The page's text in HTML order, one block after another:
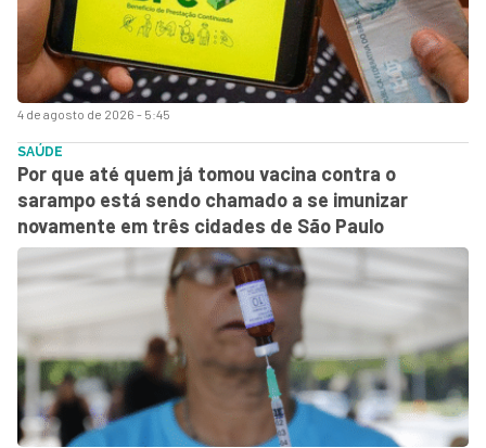
4 de agosto de 2026 - 5:45
SAÚDE
Por que até quem já tomou vacina contra o
sarampo está sendo chamado a se imunizar
novamente em três cidades de São Paulo